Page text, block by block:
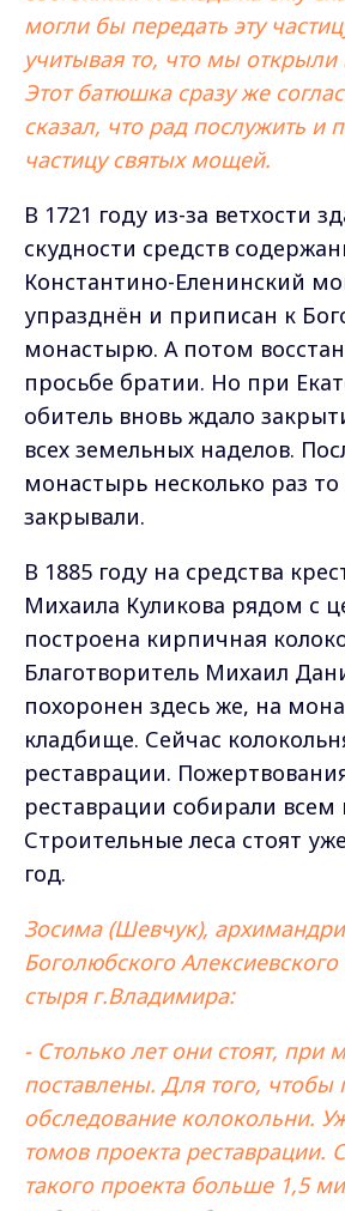
могли бы передать эту
учитывая то, что мы
Этот батюшка сразу же
сказал, что рад послужить и
частицу святых мощей.
В 1721 году из-за ветхости
скудности средств
Константино-Еленинский
упразднён и приписан к
монастырю. А потом
просьбе братии. Но при
обитель вновь ждало
всех земельных наделов.
монастырь несколько раз
закрывали.
В 1885 году на средства
Михаила Куликова рядом с
построена кирпичная
Благотворитель Михаил
похоронен здесь же, на
кладбище. Сейчас
реставрации.
реставрации собирали
Строительные леса стоят
год.
Зосима (Шевчук),
Боголюбского
стыря г.Владимира:
- Столько лет они стоят, при
поставлены. Для того, чтобы
обследование колокольни.
томов проекта реставрации.
такого проекта больше 1,5